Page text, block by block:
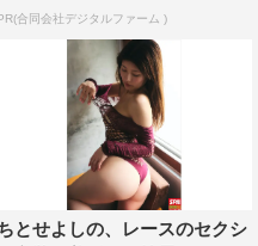
合同会社デジタルファーム )
とせよしの、レースのセクシ